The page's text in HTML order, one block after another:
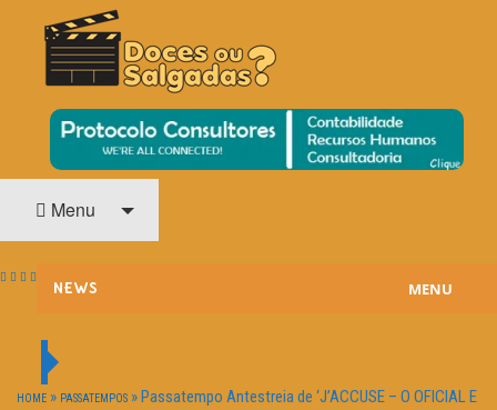
DOCES OU SALGADAS?
O Cinema? Uma Paixão!!
Menu
NEWS MENU
HOME » PASSATEMPOS »Passatempo Antestreia de ‘J’ACCUSE – O OFICIAL E